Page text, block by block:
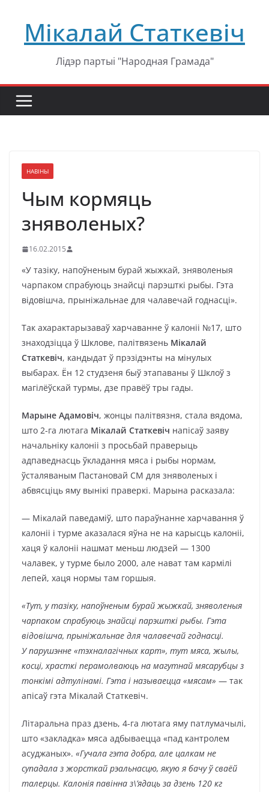
содержимому
Мікалай Статкевіч
Лідэр партыі "Народная Грамада"
НАВІНЫ
Чым кормяць
зняволеных?
16.02.2015
«У тазіку, напоўненым бурай жыжкай, зняволеныя
чарпаком спрабуюць знайсці парэшткі рыбы. Гэта
відовішча, прыніжальнае для чалавечай годнасці».
Так ахарактарызаваў харчаванне ў калоніі №17, што
знаходзіцца ў Шклове, палітвязень Мікалай
Статкевіч, кандыдат ў прэзідэнты на мінулых
выбарах. Ён 12 студзеня быў этапаваны ў Шклоў з
магілёўскай турмы, дзе правёў тры гады.
Марыне Адамовіч, жонцы палітвязня, стала вядома,
што 2-га лютага Мікалай Статкевіч напісаў заяву
начальніку калоніі з просьбай праверыць
адпаведнасць ўкладання мяса і рыбы нормам,
ўсталяваным Пастановай СМ для зняволеных і
абвясціць яму вынікі праверкі. Марына расказала:
— Мікалай паведаміў, што параўнанне харчавання ў
калоніі і турме аказалася яўна не на карысць калоніі,
хаця ў калоніі нашмат меньш людзей — 1300
чалавек, у турме было 2000, але нават там кармілі
лепей, хаця нормы там горшыя.
«Тут, у тазіку, напоўненым бурай жыжкай, зняволеныя
чарпаком спрабуюць знайсці парэшткі рыбы. Гэта
відовішча, прыніжальнае для чалавечай годнасці.
У парушэнне «тэхналагічных карт», тут мяса, жылы,
косці, храсткі перамолваюць на магутнай мясарубцы з
тонкімі адтулінамі. Гэта і называецца «мясам» — так
апісаў гэта Мікалай Статкевіч.
Літаральна праз дзень, 4-га лютага яму патлумачылі,
што «закладка» мяса адбываецца «пад кантролем
асуджаных». «Гучала гэта добра, але цалкам не
супадала з жорсткай рэальнасцю, якую я бачу ў сваёй
талерцы. Калонія павінна з\’ядаць за дзень 120 кг